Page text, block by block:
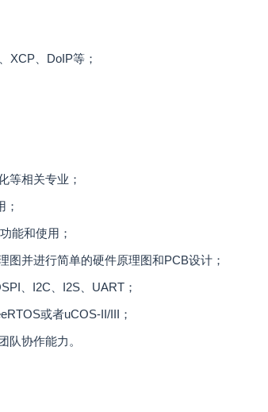
XCP、DoIP等；
等相关专业；
能和使用；
并进行简单的硬件原理图和PCB设计；
、I2C、I2S、UART；
或者uCOS-II/III；
队协作能力。